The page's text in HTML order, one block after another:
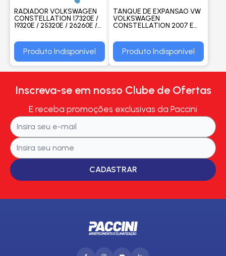
RADIADOR VOLKSWAGEN
CONSTELLATION 17320E /
19320E / 25320E / 26260E /
/25370E 2012< COM
LATERAL - PROCOOLER
Produto Indisponível
TANQUE DE EXPANSAO VW
VOLKSWAGEN
CONSTELLATION 2007 EM
Produto Indisponível
Inscreva-se em nosso Clube de Ofertas
E receba promoções exclusivas da Paccini
CADASTRAR